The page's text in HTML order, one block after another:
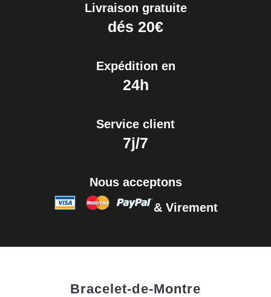
Livraison gratuite
dés 20€
Expédition en
24h
Service client
7j/7
Nous acceptons
& Virement
Bracelet-de-Montre